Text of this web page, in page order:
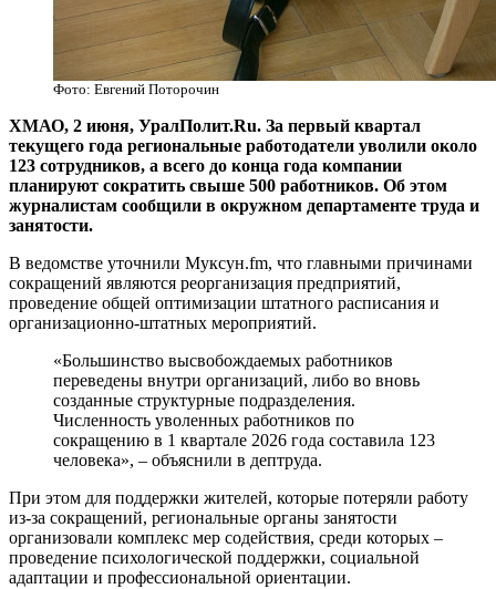
Фото: Евгений Поторочин
ХМАО, 2 июня, УралПолит.Ru. За первый квартал
текущего года региональные работодатели уволили около
123 сотрудников, а всего до конца года компании
планируют сократить свыше 500 работников. Об этом
журналистам сообщили в окружном департаменте труда и
занятости.
В ведомстве уточнили Муксун.fm, что главными причинами
сокращений являются реорганизация предприятий,
проведение общей оптимизации штатного расписания и
организационно-штатных мероприятий.
«Большинство высвобождаемых работников
переведены внутри организаций, либо во вновь
созданные структурные подразделения.
Численность уволенных работников по
сокращению в 1 квартале 2026 года составила 123
человека», – объяснили в дептруда.
При этом для поддержки жителей, которые потеряли работу
из-за сокращений, региональные органы занятости
организовали комплекс мер содействия, среди которых –
проведение психологической поддержки, социальной
адаптации и профессиональной ориентации.